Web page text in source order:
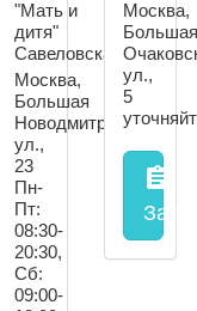
"Мать и
дитя"
Савеловская
Москва,
Большая
Новодмитровская
ул.,
23
Пн-
Пт:
08:30-
20:30,
Сб:
09:00-
Москва,
Большая
ул.,
5
assignment